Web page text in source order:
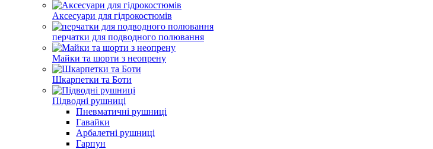
Аксесуари для гідрокостюмів
перчатки для подводного полювання
Майки та шорти з неопрену
Шкарпетки та Боти
Підводні рушниці
Пневматичні рушниці
Гавайки
Арбалетні рушниці
Гарпун